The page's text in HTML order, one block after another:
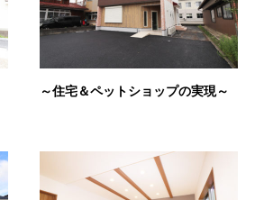
～住宅＆ペットショップの実現～